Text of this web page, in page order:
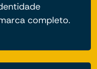
completo.